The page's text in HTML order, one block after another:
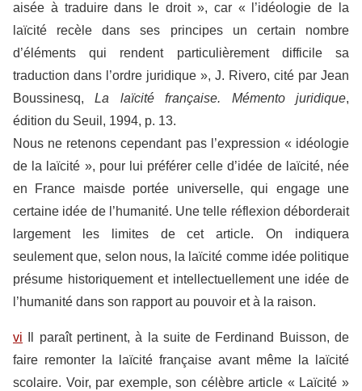
aisée à traduire dans le droit », car « l’idéologie de la
laïcité recèle dans ses principes un certain nombre
d’éléments qui rendent particulièrement difficile sa
traduction dans l’ordre juridique », J. Rivero, cité par Jean
Boussinesq,La laïcité française. Mémento juridique,
édition du Seuil, 1994, p. 13.
Nous ne retenons cependant pas l’expression « idéologie
de la laïcité », pour lui préférer celle d’idée de laïcité, née
en France maisde portée universelle, qui engage une
certaine idée de l’humanité. Une telle réflexion déborderait
largement les limites de cet article. On indiquera
seulement que, selon nous, la laïcité comme idée politique
présume historiquement et intellectuellement une idée de
l’humanité dans son rapport au pouvoir et à la raison.
vi Il paraît pertinent, à la suite de Ferdinand Buisson, de
faire remonter la laïcité française avant même la laïcité
scolaire. Voir, par exemple, son célèbre article « Laïcité »